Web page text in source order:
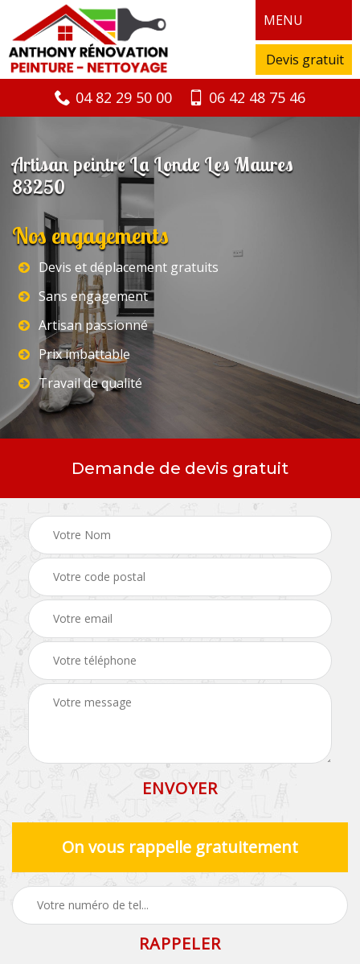
MENU
Devis gratuit
04 82 29 50 00 06 42 48 75 46
Artisan peintre La Londe Les Maures
83250
Nos engagements
Devis et déplacement gratuits
Sans engagement
Artisan passionné
Prix imbattable
Travail de qualité
Demande de devis gratuit
On vous rappelle gratuitement